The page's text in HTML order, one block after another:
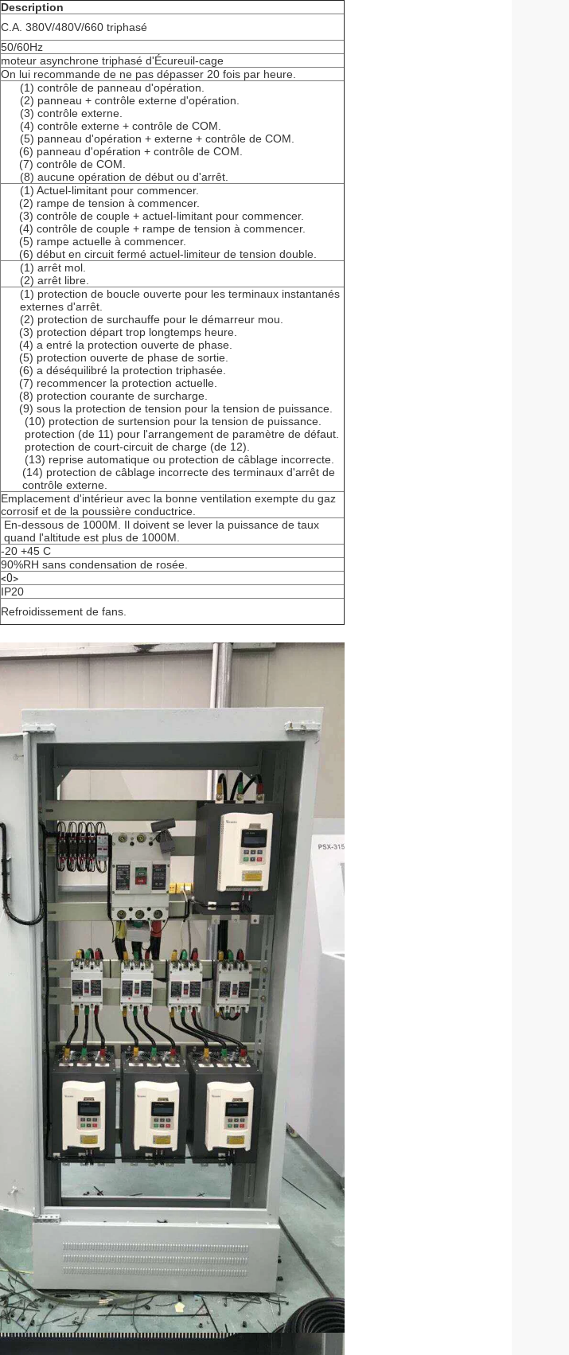
Description
C.A. 380V/480V/660 triphasé
50/60Hz
moteur asynchrone triphasé d'Écureuil-cage
On lui recommande de ne pas dépasser 20 fois par heure.
(1) contrôle de panneau d'opération.
(2) panneau + contrôle externe d'opération.
(3) contrôle externe.
(4) contrôle externe + contrôle de COM.
(5) panneau d'opération + externe + contrôle de COM.
(6) panneau d'opération + contrôle de COM.
(7) contrôle de COM.
(8) aucune opération de début ou d'arrêt.
(1) Actuel-limitant pour commencer.
(2) rampe de tension à commencer.
(3) contrôle de couple + actuel-limitant pour commencer.
(4) contrôle de couple + rampe de tension à commencer.
(5) rampe actuelle à commencer.
(6) début en circuit fermé actuel-limiteur de tension double.
(1) arrêt mol.
(2) arrêt libre.
(1) protection de boucle ouverte pour les terminaux instantanés
externes d'arrêt.
(2) protection de surchauffe pour le démarreur mou.
(3) protection départ trop longtemps heure.
(4) a entré la protection ouverte de phase.
(5) protection ouverte de phase de sortie.
(6) a déséquilibré la protection triphasée.
(7) recommencer la protection actuelle.
(8) protection courante de surcharge.
(9) sous la protection de tension pour la tension de puissance.
(10) protection de surtension pour la tension de puissance.
protection (de 11) pour l'arrangement de paramètre de défaut.
protection de court-circuit de charge (de 12).
(13) reprise automatique ou protection de câblage incorrecte.
(14) protection de câblage incorrecte des terminaux d'arrêt de
contrôle externe.
Emplacement d'intérieur avec la bonne ventilation exempte du gaz
corrosif et de la poussière conductrice.
En-dessous de 1000M. Il doivent se lever la puissance de taux
quand l'altitude est plus de 1000M.
-20 +45 C
90%RH sans condensation de rosée.
<0>
IP20
Refroidissement de fans.